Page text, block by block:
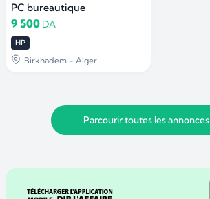
PC bureautique
9 500 DA
HP
Birkhadem - Alger
Parcourir toutes les annonces